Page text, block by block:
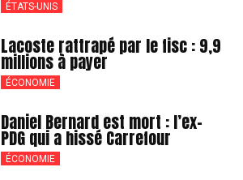
ÉTATS-UNIS
Lacoste rattrapé par le fisc : 9,9
millions à payer
ÉCONOMIE
Daniel Bernard est mort : l’ex-
PDG qui a hissé Carrefour
ÉCONOMIE